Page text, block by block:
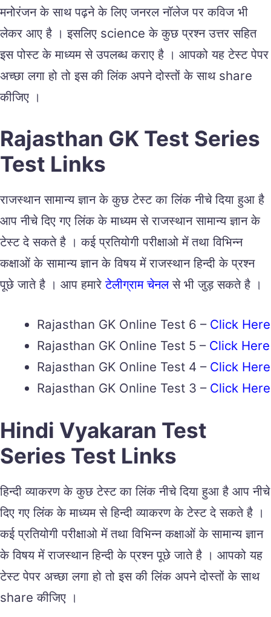
मनोरंजन के साथ पढ़ने के लिए जनरल नॉलेज पर कविज भी
लेकर आए है । इसलिए science के कुछ प्रश्न उत्तर सहित
इस पोस्ट के माध्यम से उपलब्ध कराए है । आपको यह टेस्ट पेपर
अच्छा लगा हो तो इस की लिंक अपने दोस्तों के साथ share
कीजिए ।
Rajasthan GK Test Series
Test Links
राजस्थान सामान्य ज्ञान के कुछ टेस्ट का लिंक नीचे दिया हुआ है
आप नीचे दिए गए लिंक के माध्यम से राजस्थान सामान्य ज्ञान के
टेस्ट दे सकते है । कई प्रतियोगी परीक्षाओ में तथा विभिन्न
कक्षाओं के सामान्य ज्ञान के विषय में राजस्थान हिन्दी के प्रश्न
पूछे जाते है । आप हमारेटेलीग्राम चेनलसे भी जुड़ सकते है ।
Rajasthan GK Online Test 6 – Click Here
Rajasthan GK Online Test 5 – Click Here
Rajasthan GK Online Test 4 – Click Here
Rajasthan GK Online Test 3 – Click Here
Hindi Vyakaran Test
Series Test Links
हिन्दी व्याकरण के कुछ टेस्ट का लिंक नीचे दिया हुआ है आप नीचे
दिए गए लिंक के माध्यम से हिन्दी व्याकरण के टेस्ट दे सकते है ।
कई प्रतियोगी परीक्षाओ में तथा विभिन्न कक्षाओं के सामान्य ज्ञान
के विषय में राजस्थान हिन्दी के प्रश्न पूछे जाते है । आपको यह
टेस्ट पेपर अच्छा लगा हो तो इस की लिंक अपने दोस्तों के साथ
share कीजिए ।